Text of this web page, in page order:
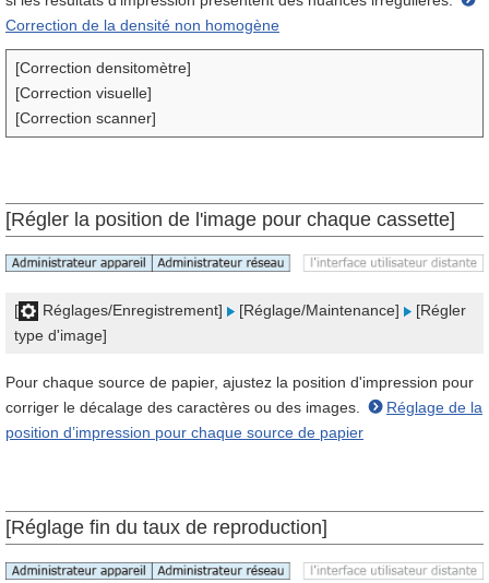
Correction de la densité non homogène
[Correction densitomètre]
[Correction visuelle]
[Correction scanner]
[Régler la position de l'image pour chaque cassette]
[ Réglages/Enregistrement] [Réglage/Maintenance]
[Régler
type d'image]
Pour chaque source de papier, ajustez la position d'impression pour
corriger le décalage des caractères ou des images.
Réglage de la
position d’impression pour chaque source de papier
[Réglage fin du taux de reproduction]